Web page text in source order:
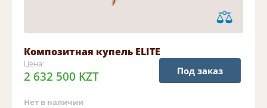
Композитная купель ELITE
Цена:
2 632 500 KZT
Нет в наличии
Под заказ